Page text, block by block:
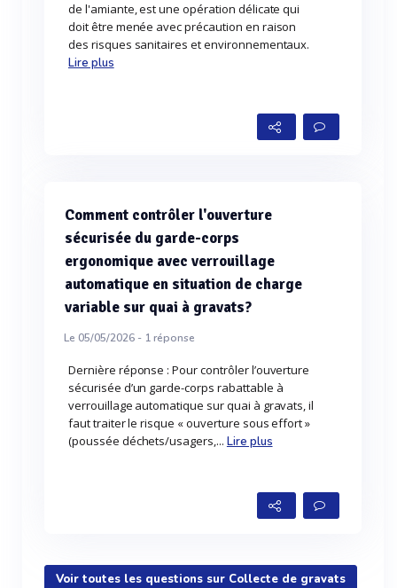
de l'amiante, est une opération délicate qui
doit être menée avec précaution en raison
des risques sanitaires et environnementaux.
Lire plus
Comment contrôler l'ouverture
sécurisée du garde-corps
ergonomique avec verrouillage
automatique en situation de charge
variable sur quai à gravats?
Le 05/05/2026 - 1réponse
Dernière réponse : Pour contrôler l’ouverture
sécurisée d’un garde-corps rabattable à
verrouillage automatique sur quai à gravats, il
faut traiter le risque « ouverture sous effort »
(poussée déchets/usagers,... Lire plus
Voir toutes les questions sur Collecte de gravats